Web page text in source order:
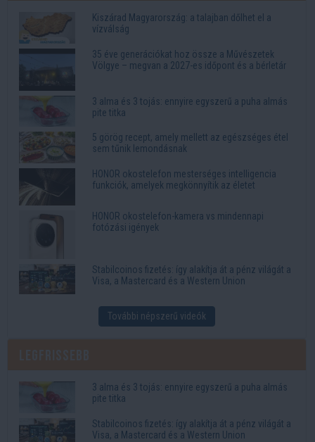
Kiszárad Magyarország: a talajban dőlhet el a
vízválság
35 éve generációkat hoz össze a Művészetek
Völgye – megvan a 2027-es időpont és a bérletár
3 alma és 3 tojás: ennyire egyszerű a puha almás
pite titka
5 görög recept, amely mellett az egészséges étel
sem tűnik lemondásnak
HONOR okostelefon mesterséges intelligencia
funkciók, amelyek megkönnyítik az életet
HONOR okostelefon-kamera vs mindennapi
fotózási igények
Stabilcoinos fizetés: így alakítja át a pénz világát a
Visa, a Mastercard és a Western Union
További népszerű videók
3 alma és 3 tojás: ennyire egyszerű a puha almás
pite titka
Stabilcoinos fizetés: így alakítja át a pénz világát a
Visa, a Mastercard és a Western Union